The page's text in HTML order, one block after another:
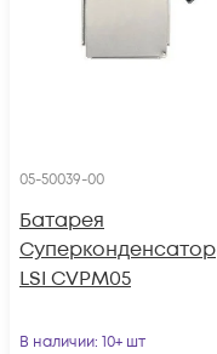
05-50039-00
Батарея
Суперконденсатор
LSI CVPM05
В наличии: 10+ шт